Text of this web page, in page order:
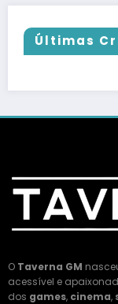
Últimas
O Taverna GM
acessível e
dos games, cinema,